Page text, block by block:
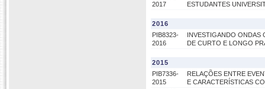
2017
ESTUDANTES
2016
PIB8323-
2016
INVESTIGANDO ONDAS
DE CURTO E LONGO
2015
PIB7336-
2015
RELAÇÕES ENTRE
E CARACTERÍSTICAS